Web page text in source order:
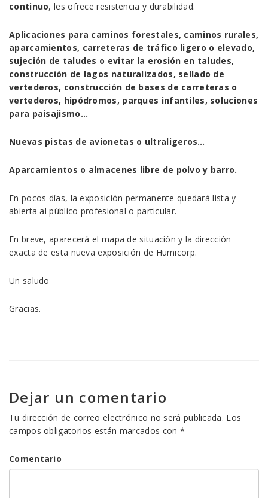
continuo, les ofrece resistencia y durabilidad.
Aplicaciones para caminos forestales, caminos rurales,
aparcamientos, carreteras de tráfico ligero o elevado,
sujeción de taludes o evitar la erosión en taludes,
construcción de lagos naturalizados, sellado de
vertederos, construcción de bases de carreteras o
vertederos, hipódromos, parques infantiles, soluciones
para paisajismo…
Nuevas pistas de avionetas o ultraligeros…
Aparcamientos o almacenes libre de polvo y barro.
En pocos días, la exposición permanente quedará lista y
abierta al público profesional o particular.
En breve, aparecerá el mapa de situación y la dirección
exacta de esta nueva exposición de Humicorp.
Un saludo
Gracias.
Dejar un comentario
Tu dirección de correo electrónico no será publicada. Los
campos obligatorios están marcados con *
Comentario